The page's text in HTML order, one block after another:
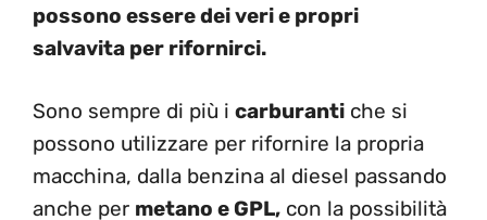
possono essere dei veri e propri
salvavita per rifornirci.
Sono sempre di più i carburanti che si
possono utilizzare per rifornire la propria
macchina, dalla benzina al diesel passando
anche per metano e GPL, con la possibilità